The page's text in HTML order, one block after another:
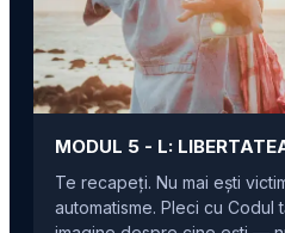
MODUL 5 - L:
Te recapeți. Nu mai ești
automatisme. Pleci cu Codul